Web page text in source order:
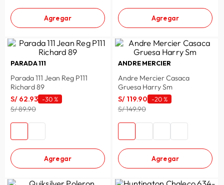
Agregar Agregar
PARADA 111
Parada 111 Jean Reg P111
Richard 89
S/ 62.93 -30 %
S/ 89.90
Agregar
ANDRE MERCIER
Andre Mercier Casaca
Gruesa Harry Sm
S/ 119.90 -20 %
S/ 149.90
Agregar